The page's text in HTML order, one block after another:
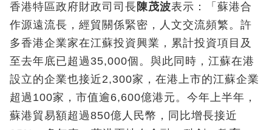
香港特區政府財政司司長陳茂波表示：「蘇港合
作源遠流長，經貿關係緊密，人文交流頻繁。許
多香港企業家在江蘇投資興業，累計投資項目及
至去年底已超過35,000個。與此同時，江蘇在港
設立的企業也接近2,300家，在港上市的江蘇企業
超過100家，市值逾6,600億港元。今年上半年，
蘇港貿易額超過850億人民幣，同比增長接近